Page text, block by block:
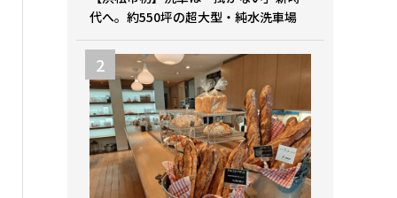
代へ。約550坪の超大型・純水洗車場